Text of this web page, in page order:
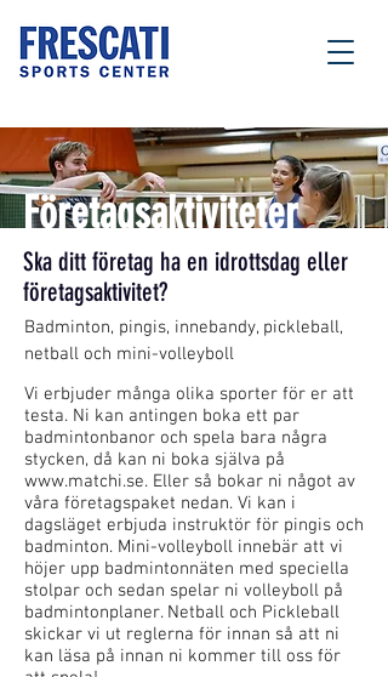
Företagsaktiviteter
Ska ditt företag ha en idrottsdag eller
företagsaktivitet?
Badminton, pingis, innebandy, pickleball,
netball och mini-volleyboll
Vi erbjuder många olika sporter för er att
testa. Ni kan antingen boka ett par
badmintonbanor och spela bara några
stycken, då kan ni boka själva på
www.matchi.se. Eller så bokar ni något av
våra företagspaket nedan. Vi kan i
dagsläget erbjuda instruktör för pingis och
badminton. Mini-volleyboll innebär att vi
höjer upp badmintonnäten med speciella
stolpar och sedan spelar ni volleyboll på
badmintonplaner. Netball och Pickleball
skickar vi ut reglerna för innan så att ni
kan läsa på innan ni kommer till oss för